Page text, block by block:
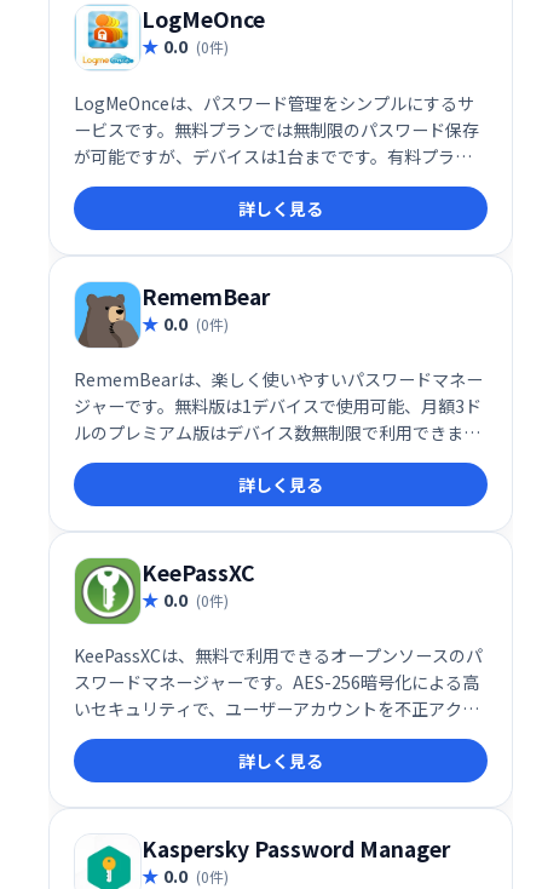
LogMeOnce
0.0 (0件)
LogMeOnceは、パスワード管理をシンプルにするサ
ービスです。無料プランでは無制限のパスワード保存
が可能ですが、デバイスは1台までです。有料プラン
（月額$2.50～$4.99）なら、複数のデバイスで利用で
き、暗号化ストレージ容量も増加します。Proと
Ultimateプランは機能がほぼ同じですが、Ultimate
プランは10GBの暗号化ストレージを提供します。
詳しく見る
RememBear
0.0 (0件)
RememBearは、楽しく使いやすいパスワードマネー
ジャーです。無料版は1デバイスで使用可能、月額3ド
ルのプレミアム版はデバイス数無制限で利用できま
す。キュートなアニメーションと、複数のデバイス間
での自動フォーム入力・同期機能で、安全で快適なパ
スワード管理を実現します。
詳しく見る
KeePassXC
0.0 (0件)
KeePassXCは、無料で利用できるオープンソースのパ
スワードマネージャーです。AES-256暗号化による高
いセキュリティで、ユーザーアカウントを不正アクセ
スから保護します。無制限のパスワード保存が可能
で、安心してご利用いただけます。KeePassと同様の
機能を備え、安全なパスワード管理をサポートしま
す。
詳しく見る
Kaspersky Password Manager
0.0 (0件)